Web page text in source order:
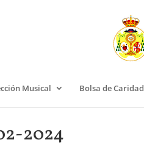
Musical Bolsa de Caridad
2024